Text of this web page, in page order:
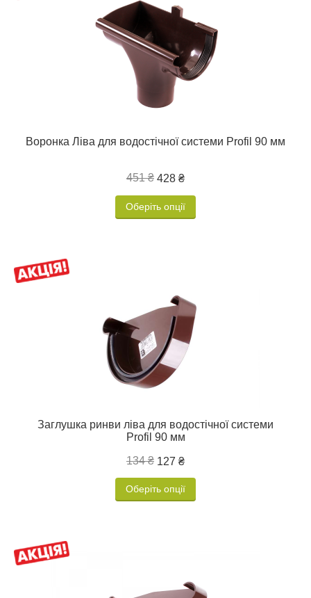
Воронка Ліва для водостічної системи Profil 90 мм
451 ₴ 428 ₴
Оберіть опції
Заглушка ринви ліва для водостічної системи
Profil 90 мм
134 ₴ 127 ₴
Оберіть опції